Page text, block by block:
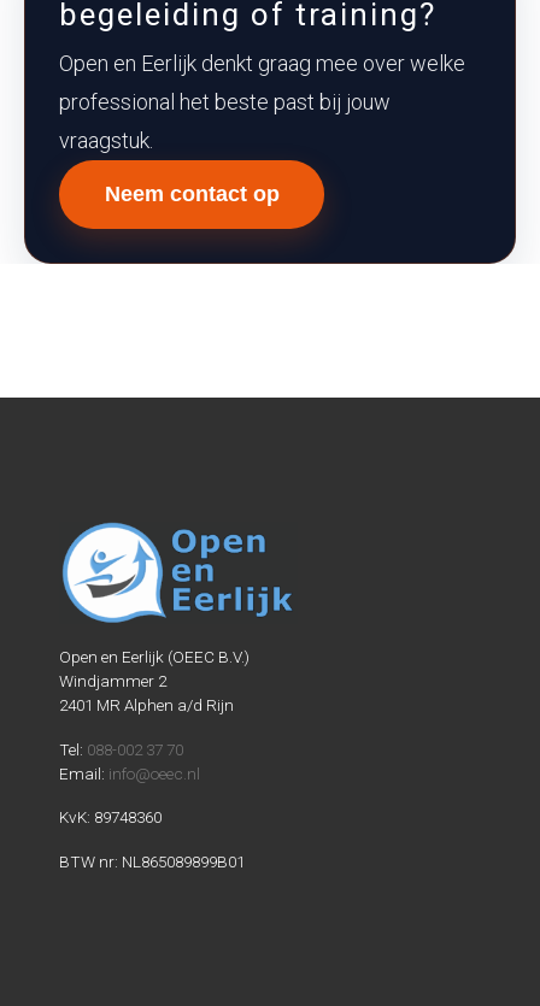
begeleiding of training?
Open en Eerlijk denkt graag mee over welke
professional het beste past bij jouw
vraagstuk.
Neem contact op
Open en Eerlijk (OEEC B.V.)
Windjammer 2
2401 MR Alphen a/d Rijn
Tel: 088-002 37 70
Email: info@oeec.nl
KvK: 89748360
BTW nr: NL865089899B01